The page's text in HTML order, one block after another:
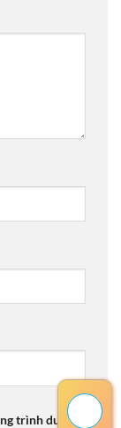
trình duyệt